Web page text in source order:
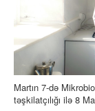
Martın 7-də
təşkilatçılığı ilə 8